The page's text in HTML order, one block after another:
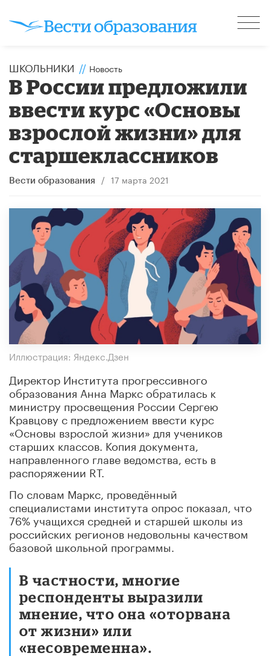
ШКОЛЬНИКИ // Новость
В России предложили
ввести курс «Основы
взрослой жизни» для
старшеклассников
Вести образования / 17 марта 2021
Иллюстрация: Яндекс.Дзен
Директор Института прогрессивного
образования Анна Маркс обратилась к
министру просвещения России Сергею
Кравцову с предложением ввести курс
«Основы взрослой жизни» для учеников
старших классов. Копия документа,
направленного главе ведомства, есть в
распоряжении RT.
По словам Маркс, проведённый
специалистами института опрос показал, что
76% учащихся средней и старшей школы из
российских регионов недовольны качеством
базовой школьной программы.
В частности, многие
респонденты выразили
мнение, что она «оторвана
от жизни» или
«несовременна».